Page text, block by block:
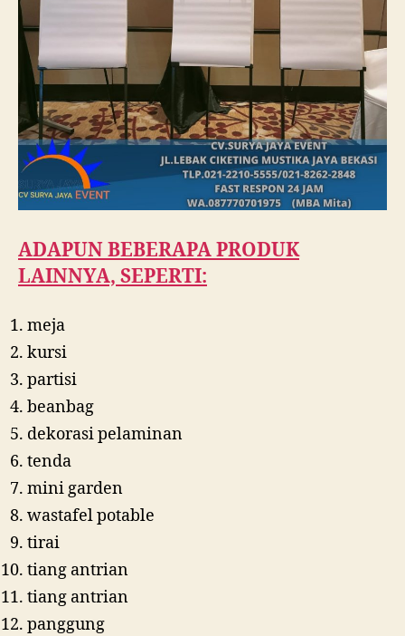
ADAPUN BEBERAPA PRODUK
LAINNYA, SEPERTI:
meja
kursi
partisi
beanbag
dekorasi pelaminan
tenda
mini garden
wastafel potable
tirai
tiang antrian
tiang antrian
panggung